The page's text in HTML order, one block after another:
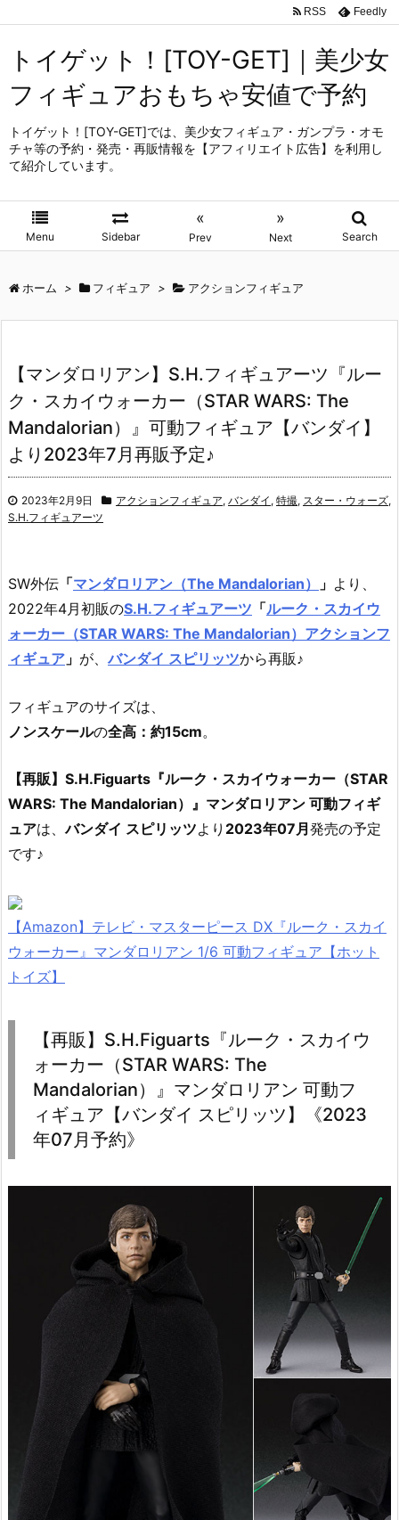
トイゲット！[TOY-GET]｜美少女
フィギュアおもちゃ安値で予約
トイゲット！[TOY-GET]では、美少女フィギュア・ガンプラ・オモ
チャ等の予約・発売・再販情報を【アフィリエイト広告】を利用し
て紹介しています。
Menu Sidebar
«
Prev
»
Next Search
RSS Feedly
ホーム > フィギュア > アクションフィギュア
【マンダロリアン】S.H.フィギュアーツ『ルー
ク・スカイウォーカー（STAR WARS: The
Mandalorian）』可動フィギュア【バンダイ】
より2023年7月再販予定♪
2023年2月9日 アクションフィギュア, バンダイ , 特撮, スター・ウォーズ,
S.H.フィギュアーツ
SW外伝 「マンダロリアン（The Mandalorian） 」 より、
2022年4月初販のS.H.フィギュアーツ 「ルーク・スカイウ
ォーカー（STAR WARS: The Mandalorian）アクションフ
ィギュア 」 が、バンダイ スピリッツから再販♪
フィギュアのサイズは、
ノンスケールの全高：約15cm。
【再販】S.H.Figuarts『ルーク・スカイウォーカー（STAR
WARS: The Mandalorian）』マンダロリアン 可動フィギ
ュアは、バンダイ スピリッツより 2023年07月 発売の予定
です♪
【Amazon】テレビ・マスターピース DX『ルーク・スカイ
ウォーカー』マンダロリアン 1/6 可動フィギュア【ホット
トイズ】
【再販】S.H.Figuarts『ルーク・スカイウ
ォーカー（STAR WARS: The
Mandalorian）』マンダロリアン 可動フ
ィギュア【バンダイ スピリッツ】《2023
年07月予約》